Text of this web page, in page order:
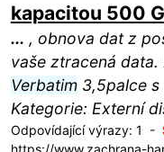
kapacitou 500
... , obnova dat z
vaše ztracená data.
Verbatim3,5palce s
Kategorie: Externí
Odpovídající výrazy: 1 -
https://www.zachrana-